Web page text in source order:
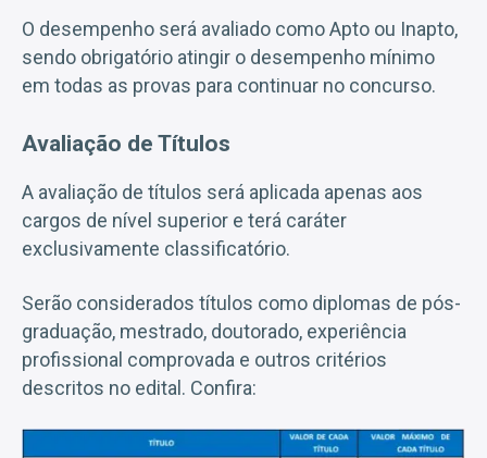
O desempenho será avaliado como Apto ou Inapto,
sendo obrigatório atingir o desempenho mínimo
em todas as provas para continuar no concurso.
Avaliação de Títulos
A avaliação de títulos será aplicada apenas aos
cargos de nível superior e terá caráter
exclusivamente classificatório.
Serão considerados títulos como diplomas de pós-
graduação, mestrado, doutorado, experiência
profissional comprovada e outros critérios
descritos no edital. Confira: